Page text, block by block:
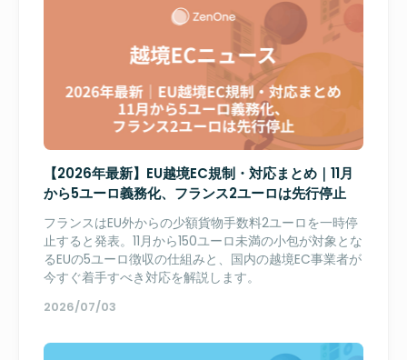
【2026年最新】EU越境EC規制・対応まとめ｜11月
から5ユーロ義務化、フランス2ユーロは先行停止
フランスはEU外からの少額貨物手数料2ユーロを一時停
止すると発表。11月から150ユーロ未満の小包が対象とな
るEUの5ユーロ徴収の仕組みと、国内の越境EC事業者が
今すぐ着手すべき対応を解説します。
2026/07/03